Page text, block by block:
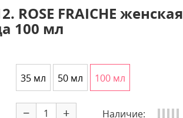
ROSE FRAICHE женская
100 мл
35 мл 50 мл 100 мл
− + Наличие: